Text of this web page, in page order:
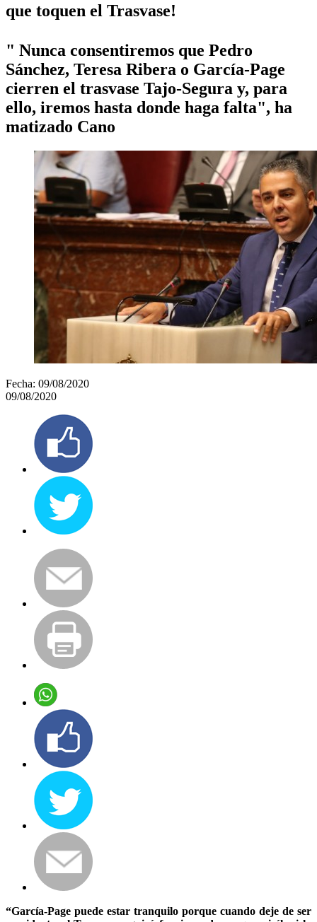
que toquen el Trasvase!
" Nunca consentiremos que Pedro
Sánchez, Teresa Ribera o Garcí­a-Page
cierren el trasvase Tajo-Segura y, para
ello, iremos hasta donde haga falta", ha
matizado Cano
Fecha: 09/08/2020
09/08/2020
“García-Page puede estar tranquilo porque cuando deje de ser